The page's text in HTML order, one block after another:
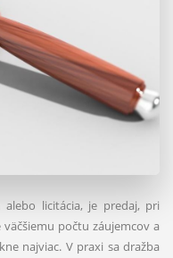
alebo licitácia, je predaj, pri
počtu záujemcov a
najviac. V praxi sa dražba